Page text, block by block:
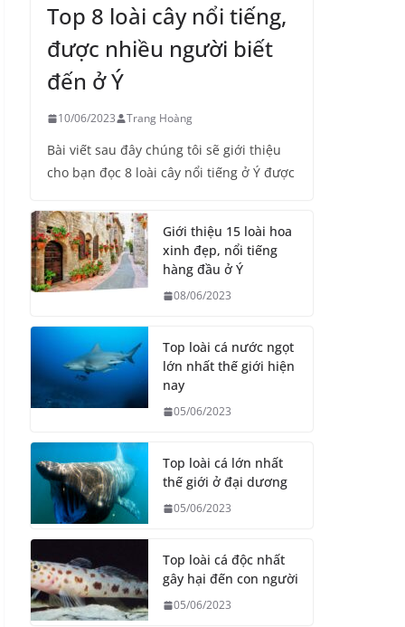
Top 8 loài cây nổi tiếng,
được nhiều người biết
đến ở Ý
10/06/2023 Trang Hoàng
Bài viết sau đây chúng tôi sẽ giới thiệu
cho bạn đọc 8 loài cây nổi tiếng ở Ý được
Giới thiệu 15 loài hoa
xinh đẹp, nổi tiếng
hàng đầu ở Ý
08/06/2023
Top loài cá nước ngọt
lớn nhất thế giới hiện
nay
05/06/2023
Top loài cá lớn nhất
thế giới ở đại dương
05/06/2023
Top loài cá độc nhất
gây hại đến con người
05/06/2023